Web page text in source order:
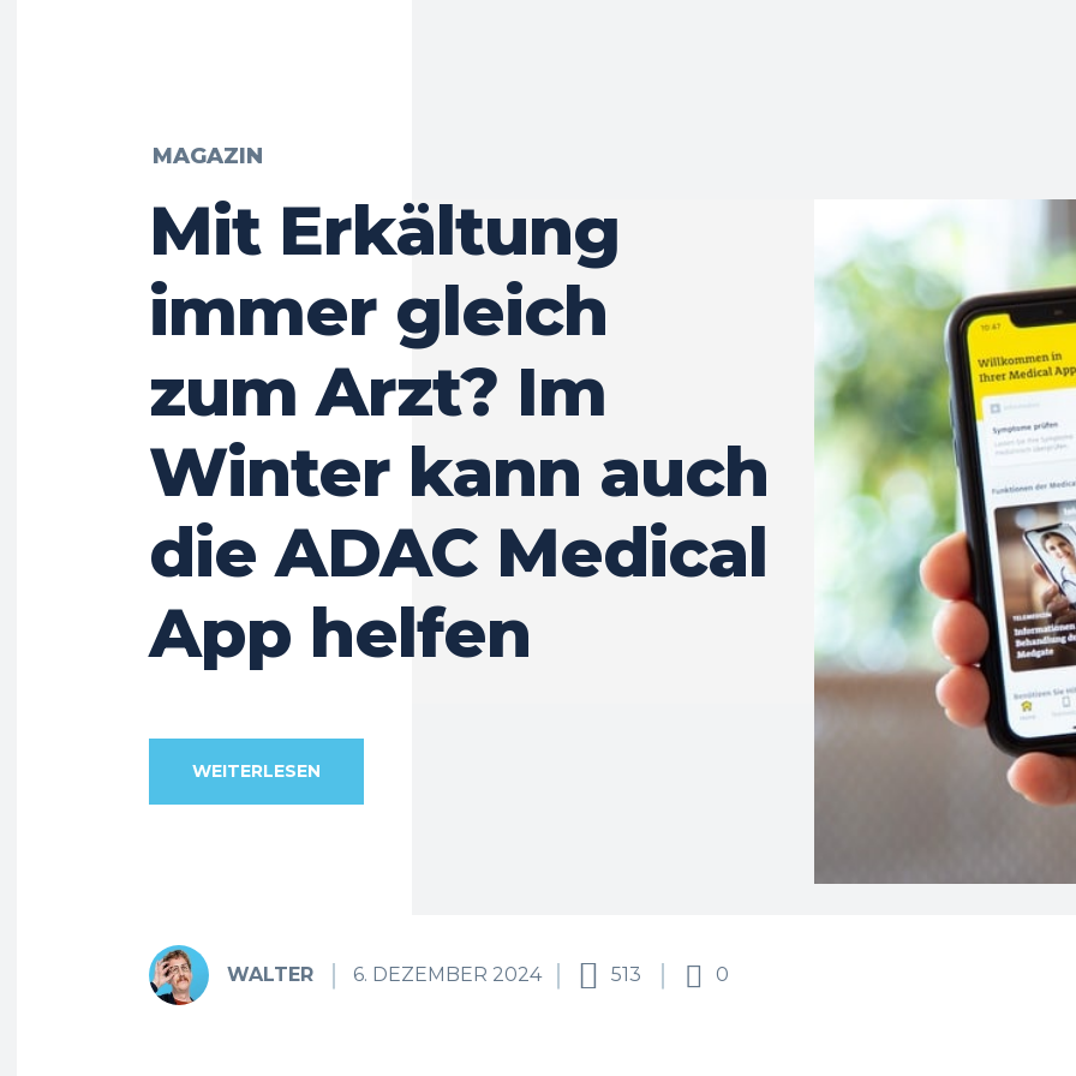
MAGAZIN
Mit Erkältung
immer gleich
zum Arzt? Im
Winter kann auch
die ADAC Medical
App helfen
WEITERLESEN
WALTER 6. DEZEMBER 2024 513 0